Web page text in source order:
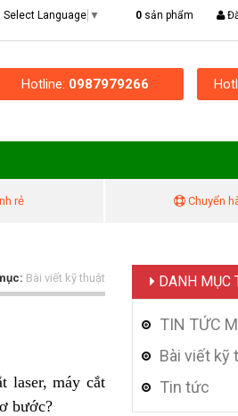
Select Language ▼ 0 sản phẩm
Hotline: 0987979266
rẻ Chuyển
Bài viết kỹ thuật
laser,máy cắt
bước?
DANH MỤC
TIN TỨC
Bài viết kỹ
Tin tức